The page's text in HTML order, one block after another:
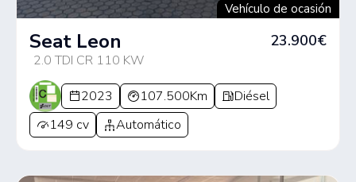
Vehículo de ocasión
Seat Leon
2.0 TDI CR 110 KW
23.900€
2023 107.500Km
Diésel
149 cv
Automático